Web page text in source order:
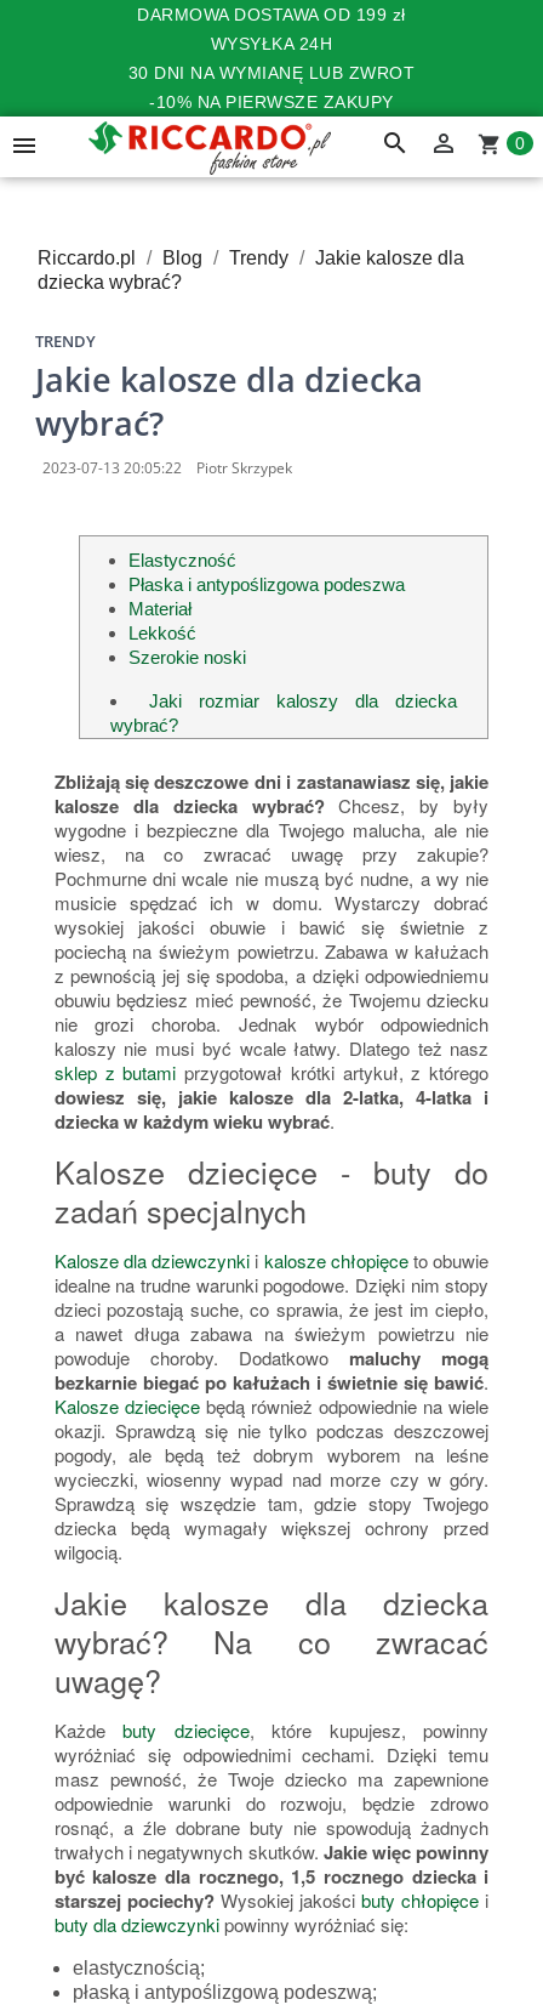
DARMOWA DOSTAWA OD 199 zł
WYSYŁKA 24H
30 DNI NA WYMIANĘ LUB ZWROT
-10% NA PIERWSZE ZAKUPY
 search  shopping_cart 0
Riccardo.pl Blog Trendy
Jakie kalosze dla
dziecka wybrać?
TRENDY
Jakie kalosze dla dziecka
wybrać?
2023-07-13 20:05:22 Piotr Skrzypek
Elastyczność
Płaska i antypoślizgowa podeszwa
Materiał
Lekkość
Szerokie noski
Jaki rozmiar kaloszy dla dziecka
wybrać?
Zbliżają się deszczowe dni i zastanawiasz się, jakie
kalosze dla dziecka wybrać?Chcesz, by były
wygodne i bezpieczne dla Twojego malucha, ale nie
wiesz, na co zwracać uwagę przy zakupie?
Pochmurne dni wcale nie muszą być nudne, a wy nie
musicie spędzać ich w domu. Wystarczy dobrać
wysokiej jakości obuwie i bawić się świetnie z
pociechą na świeżym powietrzu. Zabawa w kałużach
z pewnością jej się spodoba, a dzięki odpowiedniemu
obuwiu będziesz mieć pewność, że Twojemu dziecku
nie grozi choroba. Jednak wybór odpowiednich
kaloszy nie musi być wcale łatwy. Dlatego też nasz
sklep z butami przygotował krótki artykuł, z którego
dowiesz się, jakie kalosze dla 2-latka, 4-latka i
dziecka w każdym wieku wybrać.
Kalosze dziecięce - buty do
zadań specjalnych
Kalosze dla dziewczynki i kalosze chłopięceto obuwie
idealne na trudne warunki pogodowe. Dzięki nim stopy
dzieci pozostają suche, co sprawia, że jest im ciepło,
a nawet długa zabawa na świeżym powietrzu nie
powoduje choroby. Dodatkowo maluchy mogą
bezkarnie biegać po kałużach i świetnie się bawić.
Kalosze dziecięcebędą również odpowiednie na wiele
okazji. Sprawdzą się nie tylko podczas deszczowej
pogody, ale będą też dobrym wyborem na leśne
wycieczki, wiosenny wypad nad morze czy w góry.
Sprawdzą się wszędzie tam, gdzie stopy Twojego
dziecka będą wymagały większej ochrony przed
wilgocią.
Jakie kalosze dla dziecka
wybrać? Na co zwracać
uwagę?
Każdebuty dziecięce, które kupujesz, powinny
wyróżniać się odpowiednimi cechami. Dzięki temu
masz pewność, że Twoje dziecko ma zapewnione
odpowiednie warunki do rozwoju, będzie zdrowo
rosnąć, a źle dobrane buty nie spowodują żadnych
trwałych i negatywnych skutków. Jakie więc powinny
być kalosze dla rocznego, 1,5 rocznego dziecka i
starszej pociechy?Wysokiej jakościbuty chłopięce i
buty dla dziewczynkipowinny wyróżniać się:
elastycznością;
płaską i antypoślizgową podeszwą;